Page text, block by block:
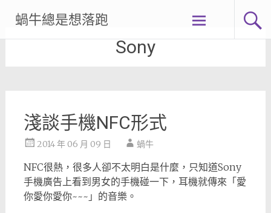
content
蝸牛總是想落跑
Sony
淺談手機NFC形式
2014 年 06 月 09 日 蝸牛
NFC很熱，很多人卻不太明白是什麼，只知道Sony
手機廣告上看到男女的手機碰一下，耳機就傳來「愛
你愛你愛你~~~」的音樂。